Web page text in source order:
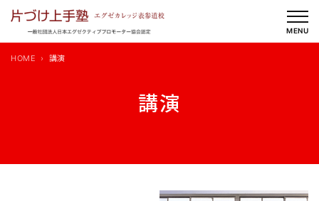
を
MENU
講演
HOME 講演